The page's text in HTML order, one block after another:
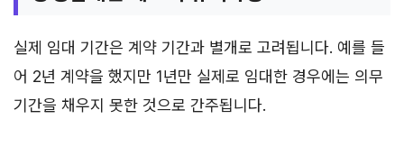
실제 임대 기간은 계약 기간과 별개로 고려됩니다. 예를 들
어 2년 계약을 했지만 1년만 실제로 임대한 경우에는 의무
기간을 채우지 못한 것으로 간주됩니다.